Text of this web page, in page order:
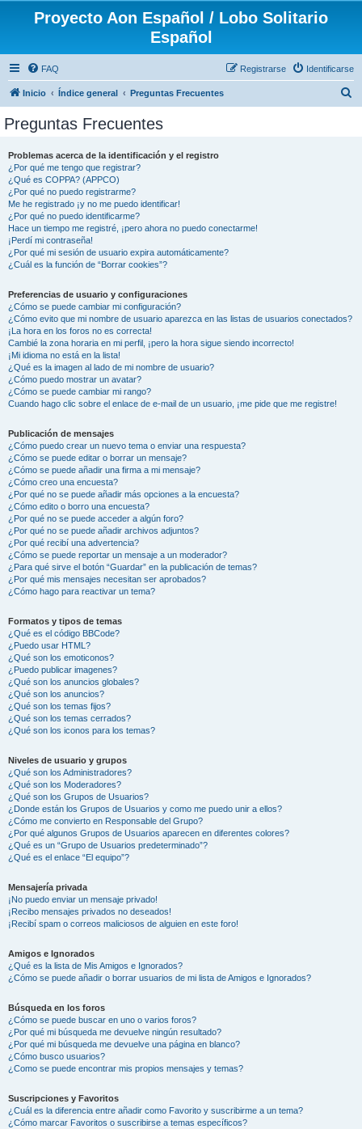
Proyecto Aon Español / Lobo Solitario
Español
FAQ Identificarse
Registrarse
Inicio Índice general Preguntas Frecuentes
Preguntas Frecuentes
Problemas acerca de la identificación y el registro
¿Por qué me tengo que registrar?
¿Qué es COPPA? (APPCO)
¿Por qué no puedo registrarme?
Me he registrado ¡y no me puedo identificar!
¿Por qué no puedo identificarme?
Hace un tiempo me registré, ¡pero ahora no puedo conectarme!
¡Perdí mi contraseña!
¿Por qué mi sesión de usuario expira automáticamente?
¿Cuál es la función de “Borrar cookies”?
Preferencias de usuario y configuraciones
¿Cómo se puede cambiar mi configuración?
¿Cómo evito que mi nombre de usuario aparezca en las listas de usuarios conectados?
¡La hora en los foros no es correcta!
Cambié la zona horaria en mi perfil, ¡pero la hora sigue siendo incorrecto!
¡Mi idioma no está en la lista!
¿Qué es la imagen al lado de mi nombre de usuario?
¿Cómo puedo mostrar un avatar?
¿Cómo se puede cambiar mi rango?
Cuando hago clic sobre el enlace de e-mail de un usuario, ¡me pide que me registre!
Publicación de mensajes
¿Cómo puedo crear un nuevo tema o enviar una respuesta?
¿Cómo se puede editar o borrar un mensaje?
¿Cómo se puede añadir una firma a mi mensaje?
¿Cómo creo una encuesta?
¿Por qué no se puede añadir más opciones a la encuesta?
¿Cómo edito o borro una encuesta?
¿Por qué no se puede acceder a algún foro?
¿Por qué no se puede añadir archivos adjuntos?
¿Por qué recibí una advertencia?
¿Cómo se puede reportar un mensaje a un moderador?
¿Para qué sirve el botón “Guardar” en la publicación de temas?
¿Por qué mis mensajes necesitan ser aprobados?
¿Cómo hago para reactivar un tema?
Formatos y tipos de temas
¿Qué es el código BBCode?
¿Puedo usar HTML?
¿Qué son los emoticonos?
¿Puedo publicar imagenes?
¿Qué son los anuncios globales?
¿Qué son los anuncios?
¿Qué son los temas fijos?
¿Qué son los temas cerrados?
¿Qué son los iconos para los temas?
Niveles de usuario y grupos
¿Qué son los Administradores?
¿Qué son los Moderadores?
¿Qué son los Grupos de Usuarios?
¿Donde están los Grupos de Usuarios y como me puedo unir a ellos?
¿Cómo me convierto en Responsable del Grupo?
¿Por qué algunos Grupos de Usuarios aparecen en diferentes colores?
¿Qué es un “Grupo de Usuarios predeterminado”?
¿Qué es el enlace “El equipo”?
Mensajería privada
¡No puedo enviar un mensaje privado!
¡Recibo mensajes privados no deseados!
¡Recibí spam o correos maliciosos de alguien en este foro!
Amigos e Ignorados
¿Qué es la lista de Mis Amigos e Ignorados?
¿Cómo se puede añadir o borrar usuarios de mi lista de Amigos e Ignorados?
Búsqueda en los foros
¿Cómo se puede buscar en uno o varios foros?
¿Por qué mi búsqueda me devuelve ningún resultado?
¿Por qué mi búsqueda me devuelve una página en blanco?
¿Cómo busco usuarios?
¿Como se puede encontrar mis propios mensajes y temas?
Suscripciones y Favoritos
¿Cuál es la diferencia entre añadir como Favorito y suscribirme a un tema?
¿Cómo marcar Favoritos o suscribirse a temas específicos?